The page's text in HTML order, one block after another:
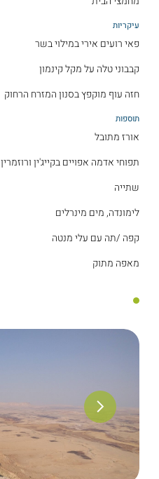
עיקריות
פאי רועים אירי במילוי בשר
קבבוני טלה על מקל קינמון
חזה עוף מוקפץ בסנון המזרח הרחוק
תוספות
אורז מתובל
תפוחי אדמה אפויים בקייג'ין ורוזמרין
שתייה
לימונדה, מים מינרלים
קפה /תה עם עלי מנטה
מאפה מתוק